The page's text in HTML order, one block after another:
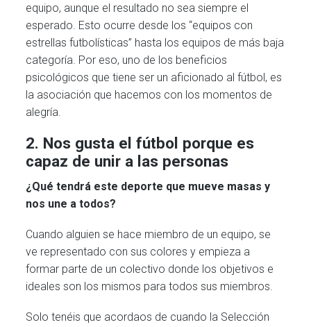
equipo, aunque el resultado no sea siempre el
esperado. Esto ocurre desde los “equipos con
estrellas futbolísticas” hasta los equipos de más baja
categoría. Por eso, uno de los beneficios
psicológicos que tiene ser un aficionado al fútbol, es
la asociación que hacemos con los momentos de
alegría.
2. Nos gusta el fútbol porque es
capaz de unir a las personas
¿Qué tendrá este deporte que mueve masas y
nos une a todos?
Cuando alguien se hace miembro de un equipo, se
ve representado con sus colores y empieza a
formar parte de un colectivo donde los objetivos e
ideales son los mismos para todos sus miembros.
Solo tenéis que acordaos de cuando la Selección